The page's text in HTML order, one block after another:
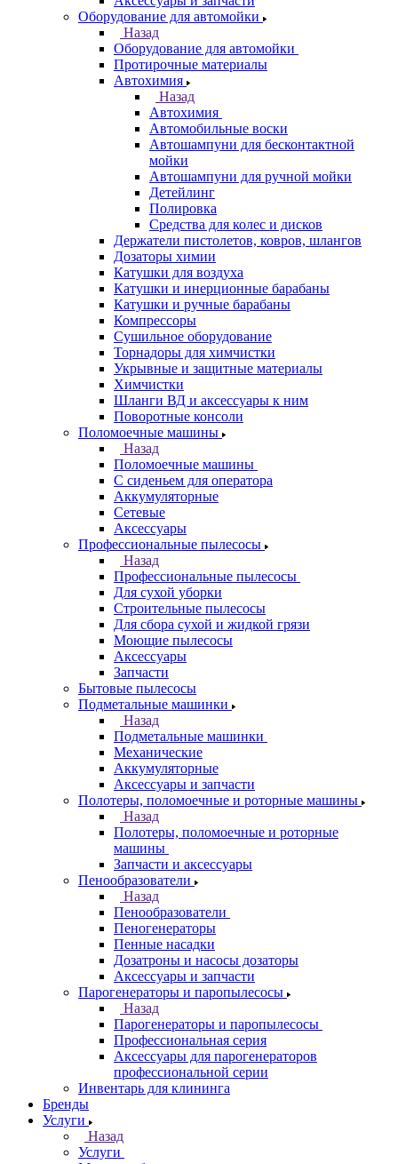
Оборудование для автомойки
Назад
Оборудование для автомойки
Протирочные материалы
Автохимия
Назад
Автохимия
Автомобильные воски
Автошампуни для бесконтактной
мойки
Автошампуни для ручной мойки
Детейлинг
Полировка
Средства для колес и дисков
Держатели пистолетов, ковров, шлангов
Дозаторы химии
Катушки для воздуха
Катушки и инерционные барабаны
Катушки и ручные барабаны
Компрессоры
Сушильное оборудование
Торнадоры для химчистки
Укрывные и защитные материалы
Химчистки
Шланги ВД и аксессуары к ним
Поворотные консоли
Поломоечные машины
Назад
Поломоечные машины
С сиденьем для оператора
Аккумуляторные
Сетевые
Аксессуары
Профессиональные пылесосы
Назад
Профессиональные пылесосы
Для сухой уборки
Строительные пылесосы
Для сбора сухой и жидкой грязи
Моющие пылесосы
Аксессуары
Запчасти
Бытовые пылесосы
Подметальные машинки
Назад
Подметальные машинки
Механические
Аккумуляторные
Аксессуары и запчасти
Полотеры, поломоечные и роторные машины
Назад
Полотеры, поломоечные и роторные
машины
Запчасти и аксессуары
Пенообразователи
Назад
Пенообразователи
Пеногенераторы
Пенные насадки
Дозатроны и насосы дозаторы
Аксессуары и запчасти
Парогенераторы и паропылесосы
Назад
Парогенераторы и паропылесосы
Профессиональная серия
Аксессуары для парогенераторов
профессиональной серии
Инвентарь для клининга
Бренды
Услуги
Назад
Услуги